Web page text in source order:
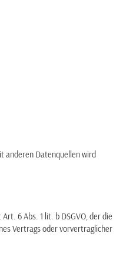
anderen Datenquellen wird
6 Abs. 1 lit. b DSGVO, der die
Vertrags oder vorvertraglicher